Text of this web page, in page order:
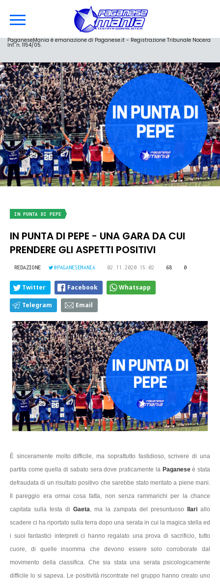
PaganeseMania è emanazione di Paganese.it - Registrazione Tribunale Nocera
Inf. n. 1154/05.
IN PUNTA DI PEPE
IN PUNTA DI PEPE - UNA GARA DA CUI
PRENDERE GLI ASPETTI POSITIVI
REDAZIONE @PAGANESEMANIA 02.11.2020 15:02 68 0
Twitter Facebook Whatsapp
Telegram Email
È sinceramente molto difficile, ma soprattutto fastidioso, scrivere di una
partita come quella di sabato sera dove praticamente la Paganeseè stata
defraudata di un risultato positivo che sarebbe stato meritato a piene mani.
Il pareggio era ormai cosa fatta, non senza rammarichi per la chance
capitata sulla testa di Gaeta, ma la zampata del presuntuoso Ilari allo
scadere ci ha riportato sulla terra dopo una serata in cui la magica stella ed
i suoi fantastici interpreti ci hanno regalato una prova di sacrificio, tutto
cuore, di quelle insomma che devono essere solo corroborate dal
movimento della classifica. Che sia stata una serata psicologicamente
difficile lo si sapeva. Le positività riscontrate nel gruppo hanno creato uno